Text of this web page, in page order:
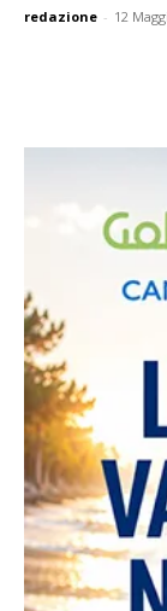
redazione - 12